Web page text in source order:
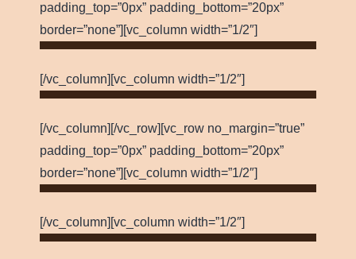
padding_top=”0px” padding_bottom=”20px”
border=”none”][vc_column width=”1/2″]
[/vc_column][vc_column width=”1/2″]
[/vc_column][/vc_row][vc_row no_margin=”true”
padding_top=”0px” padding_bottom=”20px”
border=”none”][vc_column width=”1/2″]
[/vc_column][vc_column width=”1/2″]